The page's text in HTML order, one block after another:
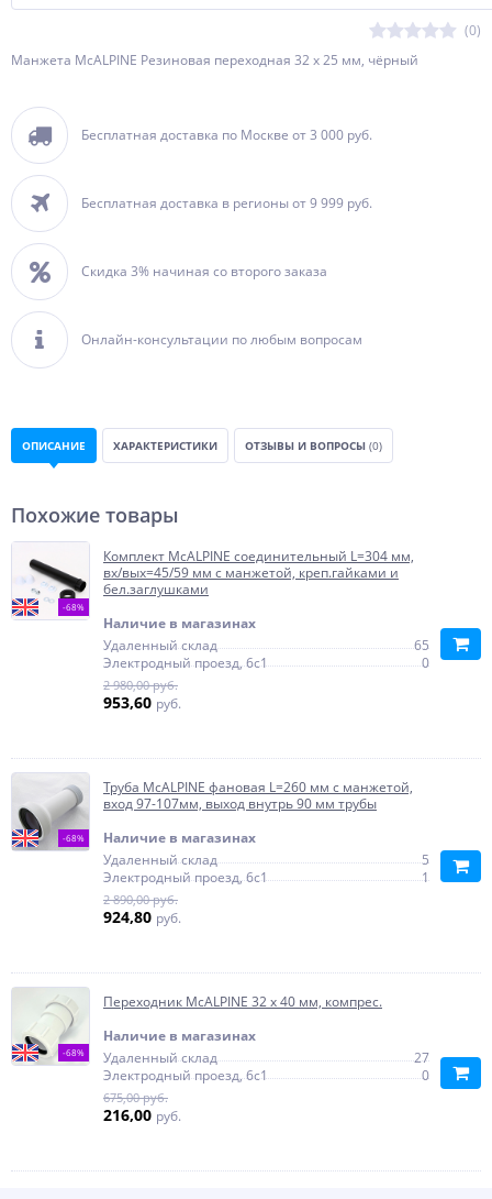
(0)
Манжета McALPINE Резиновая переходная 32 х 25 мм, чёрный
Бесплатная доставка по Москве от 3 000 руб.
Бесплатная доставка в регионы от 9 999 руб.
Скидка 3% начиная со второго заказа
Онлайн-консультации по любым вопросам
ОПИСАНИЕ ХАРАКТЕРИСТИКИ ОТЗЫВЫ И ВОПРОСЫ (0)
Похожие товары
-68%
Комплект McALPINE соединительный L=304 мм,
вх/вых=45/59 мм с манжетой, креп.гайками и
бел.заглушками
Наличие в магазинах
Удаленный склад
65
Электродный проезд, 6с1
0
2 980,00 руб.
953,60 руб.
-68%
Труба McALPINE фановая L=260 мм с манжетой,
вход 97-107мм, выход внутрь 90 мм трубы
Наличие в магазинах
Удаленный склад
5
Электродный проезд, 6с1
1
2 890,00 руб.
924,80 руб.
-68%
Переходник McALPINE 32 х 40 мм, компрес.
Наличие в магазинах
Удаленный склад
27
Электродный проезд, 6с1
0
675,00 руб.
216,00 руб.